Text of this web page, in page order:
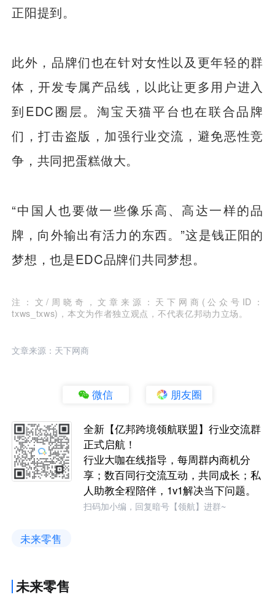
正阳提到。
此外，品牌们也在针对女性以及更年轻的群
体，开发专属产品线，以此让更多用户进入
到EDC圈层。淘宝天猫平台也在联合品牌
们，打击盗版，加强行业交流，避免恶性竞
争，共同把蛋糕做大。
“中国人也要做一些像乐高、高达一样的品
牌，向外输出有活力的东西。”这是钱正阳的
梦想，也是EDC品牌们共同梦想。
注：文/周晓奇，文章来源：天下网商(公众号ID：
txws_txws)，本文为作者独立观点，不代表亿邦动力立场。
文章来源：天下网商
微信 朋友圈
全新【亿邦跨境领航联盟】行业交流群
正式启航！
行业大咖在线指导，每周群内商机分
享；数百同行交流互动，共同成长；私
人助教全程陪伴，1v1解决当下问题。
扫码加小编，回复暗号【领航】进群~
未来零售
未来零售